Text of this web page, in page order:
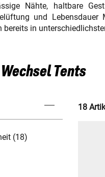
Nähte, haltbare
und
bereits in
Tents
(18)
18